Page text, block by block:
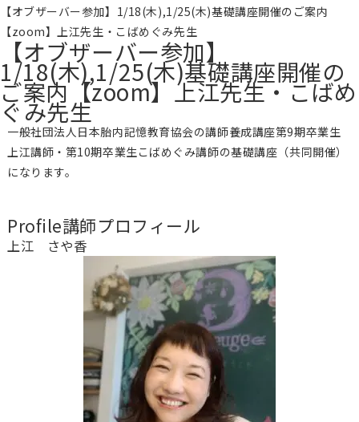
【オブザーバー参加】1/18(木),1/25(木)基礎講座開催のご案内
【zoom】上江先生・こばめぐみ先生
【オブザーバー参加】
1/18(木),1/25(木)基礎講座開催の
ご案内【zoom】上江先生・こばめ
ぐみ先生
一般社団法人日本胎内記憶教育協会の講師養成講座第9期卒業生
上江講師・第10期卒業生こばめぐみ講師の基礎講座（共同開催）
になります。
Profile講師プロフィール
上江 さや香